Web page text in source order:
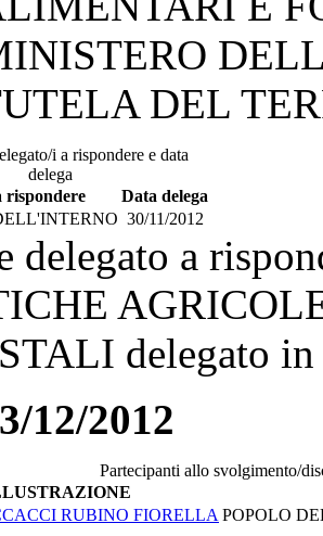
DEL
i a rispondere e data
delega
rispondere
Data delega
30/11/2012
delegato a
delegato
12/2012
Partecipanti allo svolgimento/
RUBINO FIORELLA POPOLO